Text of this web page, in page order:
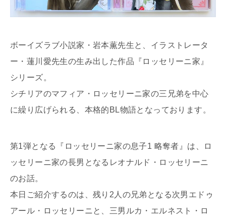
ボーイズラブ小説家・岩本薫先生と、イラストレータ
ー・蓮川愛先生の生み出した作品『ロッセリーニ家』
シリーズ。
シチリアのマフィア・ロッセリーニ家の三兄弟を中心
に繰り広げられる、本格的BL物語となっております。
第1弾となる『ロッセリーニ家の息子1 略奪者』は、ロ
ッセリーニ家の長男となるレオナルド・ロッセリーニ
のお話。
本日ご紹介するのは、残り2人の兄弟となる次男エドゥ
アール・ロッセリーニと、三男ルカ・エルネスト・ロ